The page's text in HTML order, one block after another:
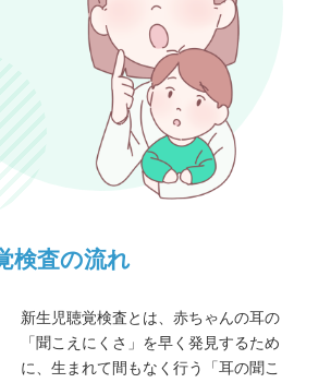
検査の流れ
新生児聴覚検査とは、赤ちゃんの耳の
「聞こえにくさ」を早く発見するため
に、生まれて間もなく行う「耳の聞こ